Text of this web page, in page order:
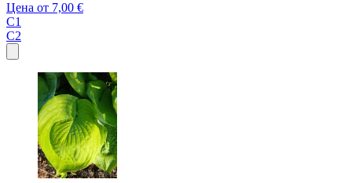
Цена от 7,00 €
C1
C2